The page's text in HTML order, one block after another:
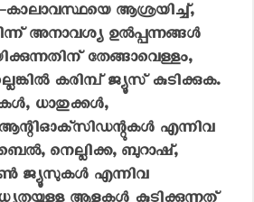
കാലാവസ്ഥയെ ആശ്രയിച്ച്,
അനാവശ്യ ഉൽപ്പന്നങ്ങൾ
തേങ്ങാവെള്ളം,
കരിമ്പ് ജ്യൂസ് കുടിക്കുക.
ധാതുക്കൾ,
എന്നിവ
നെല്ലിക്ക, ബുറാഷ്,
ജ്യൂസുകൾ എന്നിവ